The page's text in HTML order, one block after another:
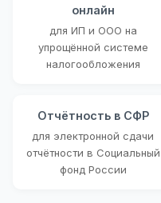
онлайн
для ИП и ООО на
упрощённой системе
налогообложения
Отчётность в СФР
для электронной сдачи
отчётности в Социальный
фонд России